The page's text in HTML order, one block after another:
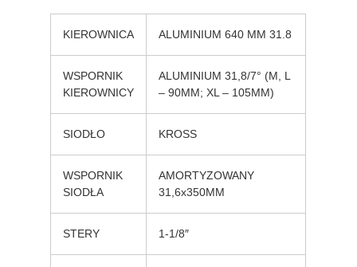
KIEROWNICA ALUMINIUM 640 MM 31.8
WSPORNIK
KIEROWNICY
ALUMINIUM 31,8/7° (M, L
– 90MM; XL – 105MM)
SIODŁO KROSS
WSPORNIK
SIODŁA
AMORTYZOWANY
31,6x350MM
STERY 1-1/8″